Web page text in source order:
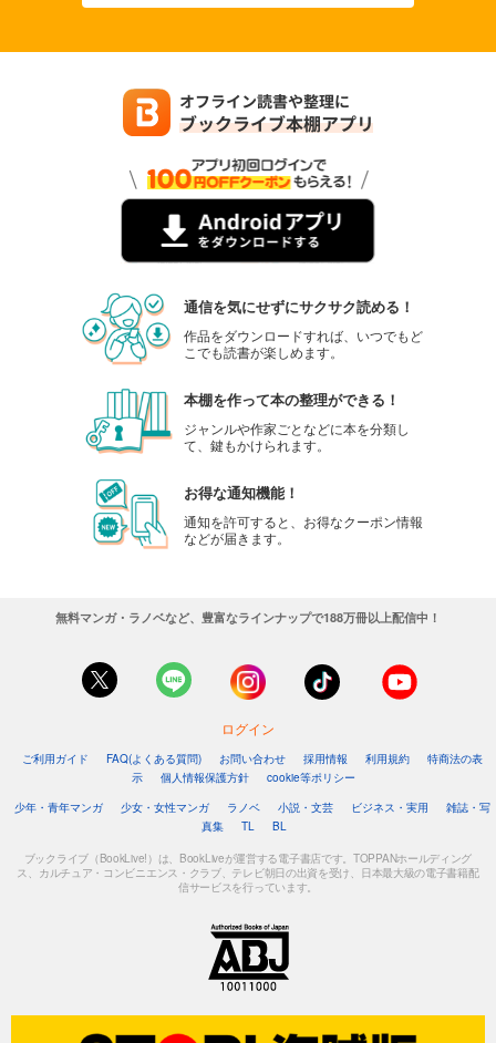
通信を気にせずにサクサク読める！
作品をダウンロードすれば、いつでもど
こでも読書が楽しめます。
本棚を作って本の整理ができる！
ジャンルや作家ごとなどに本を分類し
て、鍵もかけられます。
お得な通知機能！
通知を許可すると、お得なクーポン情報
などが届きます。
無料マンガ・ラノベなど、豊富なラインナップで188万冊以上配信中！
ログイン
ご利用ガイド FAQ(よくある質問) お問い合わせ 採用情報 利用規約
特商法の表
示
個人情報保護方針
cookie等ポリシー
少年・青年マンガ
少女・女性マンガ ラノベ 小説・文芸 ビジネス・実用
雑誌・写
真集
TL BL
ブックライブ（BookLive!）は、BookLiveが運営する電子書店です。TOPPANホールディング
ス、カルチュア・コンビニエンス・クラブ、テレビ朝日の出資を受け、日本最大級の電子書籍配
信サービスを行っています。